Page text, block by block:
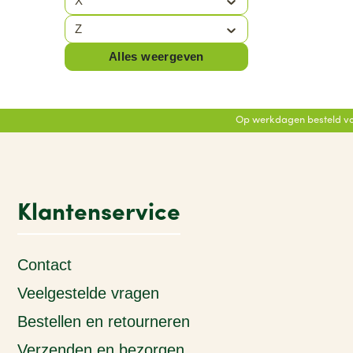
Z
Alles weergeven
Op werkdagen besteld
Klantenservice
Contact
Veelgestelde vragen
Bestellen en retourneren